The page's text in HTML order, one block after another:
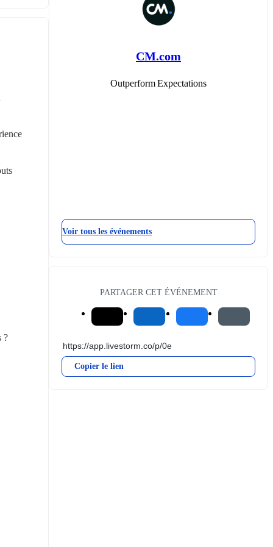
?
CM.com
Outperform Expectations
Voir tous les événements
PARTAGER CET ÉVÉNEMENT
Copier le lien